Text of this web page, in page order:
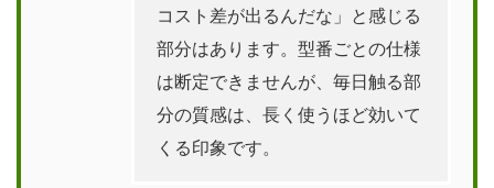
コスト差が出るんだな」と感じる
部分はあります。型番ごとの仕様
は断定できませんが、毎日触る部
分の質感は、長く使うほど効いて
くる印象です。